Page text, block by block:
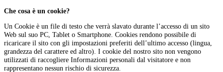
Che cosa è un cookie?
Un Cookie è un file di testo che verrà slavato durante l’accesso di un sito
Web sul suo PC, Tablet o Smartphone. Cookies rendono possibile di
ricaricare il sito con gli impostazioni preferiti dell’ultimo accesso (lingua,
grandezza del carattere ed altro). I cookie del nostro sito non vengono
utilizzati di raccogliere Informazioni personali dal visitatore e non
rappresentano nessun rischio di sicurezza.